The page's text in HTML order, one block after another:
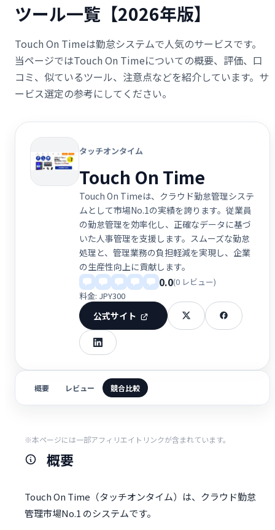
ツール一覧【2026年版】
Touch On Timeは勤怠システムで人気のサービスです。
当ページではTouch On Timeについての概要、評価、口
コミ、似ているツール、注意点などを紹介しています。サ
ービス選定の参考にしてください。
タッチオンタイム
Touch On Time
Touch On Timeは、クラウド勤怠管理システ
ムとして市場No.1の実績を誇ります。従業員
の勤怠管理を効率化し、正確なデータに基づ
いた人事管理を支援します。スムーズな勤怠
処理と、管理業務の負担軽減を実現し、企業
の生産性向上に貢献します。
0.0(0 レビュー)
料金: JPY300
公式サイト
概要 レビュー 競合比較
※本ページには一部アフィリエイトリンクが含まれています。
概要
Touch On Time（タッチオンタイム）は、クラウド勤怠
管理市場No.1 のシステムです。